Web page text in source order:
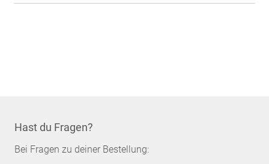
Hast du Fragen?
Bei Fragen zu deiner Bestellung: